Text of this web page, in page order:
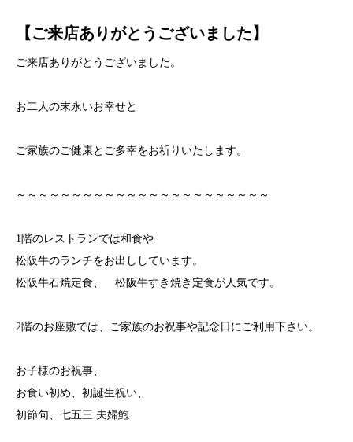
【ご来店ありがとうございました】
ご来店ありがとうございました。
お二人の末永いお幸せと
ご家族のご健康とご多幸をお祈りいたします。
～～～～～～～～～～～～～～～～～～～～～～～
1階のレストランでは和食や
松阪牛のランチをお出ししています。
松阪牛石焼定食、 松阪牛すき焼き定食が人気です。
2階のお座敷では、ご家族のお祝事や記念日にご利用下さい。
お子様のお祝事、
お食い初め、初誕生祝い、
初節句、七五三 夫婦鮑